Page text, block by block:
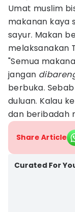
Umat muslim
makanan kaya
sayur. Makan
melaksanakan
"Semua
jangan
berbuka.
duluan. Kalau
dan beribadah
Share Article
Curated For